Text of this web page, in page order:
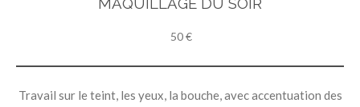
50 €
Travail sur le teint, les yeux, la bouche, avec accentuation des